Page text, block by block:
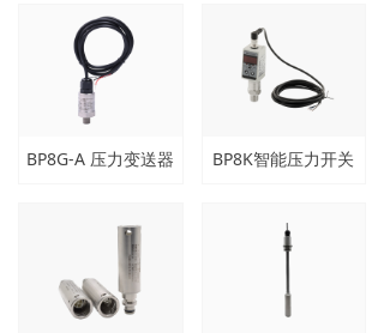
BP8G-A 压力变送器 BP8K智能压力开关